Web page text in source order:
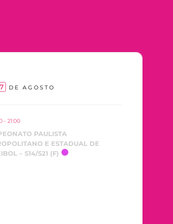
7 DE AGOSTO
- 21:00
PAULISTA
E ESTADUAL DE
– S14/S21 (F)